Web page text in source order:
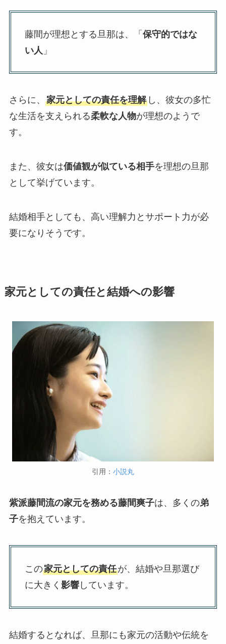
藤間が理想とする旦那は、「 保守的ではな
い人 」
さらに、 家元としての責任を理解し、彼女の多忙
な生活を支えられる柔軟な人物が理想のようで
す。
また、彼女は価値観が似ている相手を理想の旦那
として挙げています。
結婚相手としても、高い理解力とサポート力が必
要になりそうです。
家元としての責任と結婚への影響
引用： 小説丸
紫派藤間流の家元を務める藤間爽子は、多くの弟
子を抱えています。
この家元としての責任が、結婚や旦那選び
に大きく 影響しています。
結婚するとなれば、旦那にも家元の活動や伝統を